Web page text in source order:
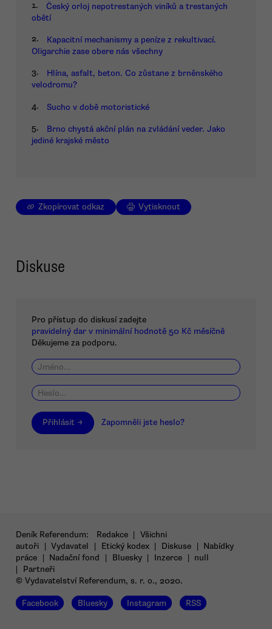
1.
Český orloj nepotrestaných viníků a trestaných
obětí
2.
Kapacitní mechanismy a peníze z rekultivací.
Oligarchie zase obere nás všechny
3.
Hlína, asfalt, beton. Co zůstane z brněnského
velodromu?
4. Sucho v době motoristické
5.
Brno chystá akční plán na zvládání veder. Jako
jediné krajské město
Zkopírovat odkaz Vytisknout
Diskuse
Pro přístup do diskusí zadejte
pravidelný dar v minimální hodnotě 50 Kč měsíčně
Děkujeme za podporu.
Přihlásit → Zapomněli jste heslo?
Deník Referendum: Redakce | Všichni
autoři | Vydavatel | Etický kodex | Diskuse | Nabídky
práce | Nadační fond | Bluesky | Inzerce | null
|
Partneři
© Vydavatelství Referendum, s. r. o., 2020.
Facebook Bluesky Instagram RSS